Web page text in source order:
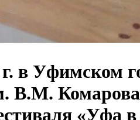
в Уфимском
В.М.
«Уфа в